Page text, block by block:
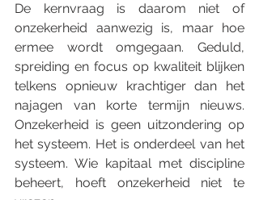
De kernvraag is daarom niet of
onzekerheid aanwezig is, maar hoe
ermee wordt omgegaan. Geduld,
spreiding en focus op kwaliteit blijken
telkens opnieuw krachtiger dan het
najagen van korte termijn nieuws.
Onzekerheid is geen uitzondering op
het systeem. Het is onderdeel van het
systeem. Wie kapitaal met discipline
beheert, hoeft onzekerheid niet te